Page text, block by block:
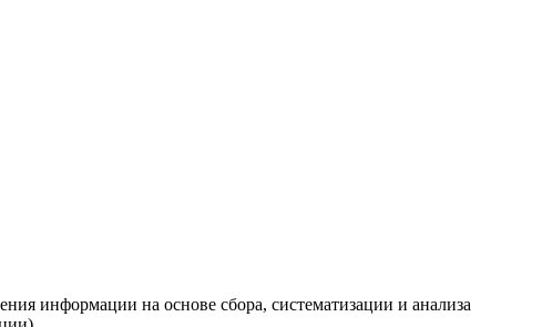
информации на основе сбора, систематизации и анализа